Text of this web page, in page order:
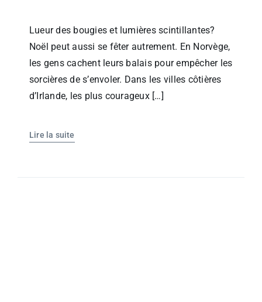
Lueur des bougies et lumières scintillantes?
Noël peut aussi se fêter autrement. En Norvège,
les gens cachent leurs balais pour empêcher les
sorcières de s’envoler. Dans les villes côtières
d’Irlande, les plus courageux […]
Lire la suite